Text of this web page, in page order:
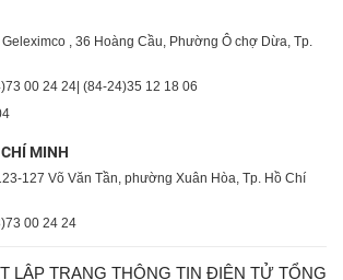
, 36 Hoàng Cầu, Phường Ô chợ Dừa, Tp.
73 00 24 24 | (84-24)35 12 18 06
MINH
127 Võ Văn Tần, phường Xuân Hòa, Tp. Hồ Chí
73 00 24 24
LẬP TRANG THÔNG TIN ĐIỆN TỬ TỔNG